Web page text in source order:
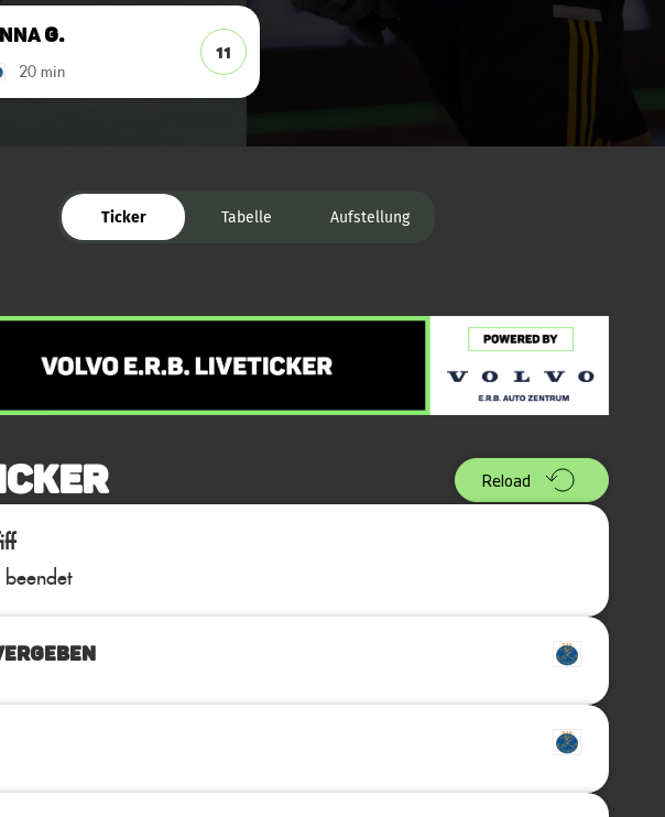
G.
20 min
11
Ticker Tabelle Aufstellung
Reload